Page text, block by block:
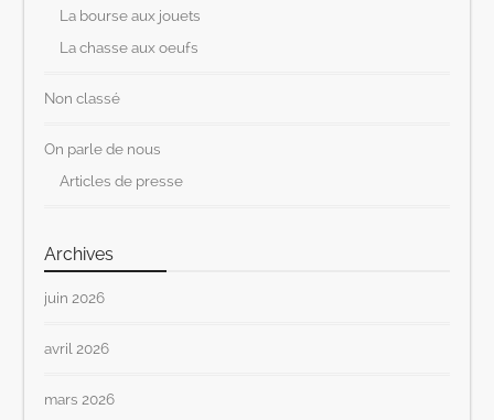
La bourse aux jouets
La chasse aux oeufs
Non classé
On parle de nous
Articles de presse
Archives
juin 2026
avril 2026
mars 2026